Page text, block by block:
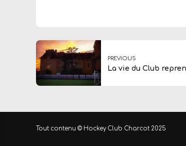
PREVIOUS
La vie du Club
Tout contenu © Hockey Club Charcot 2025